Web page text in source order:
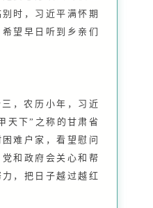
时，习近平满怀期
望早日听到乡亲们
，农历小年，习近
天下”之称的甘肃省
难户家，看望慰问
和政府会关心和帮
，把日子越过越红